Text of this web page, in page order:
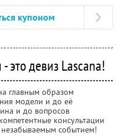
купоном
девиз Lascana!
главным образом
модели и до её
и до вопросов
консультации
незабываемым событием!